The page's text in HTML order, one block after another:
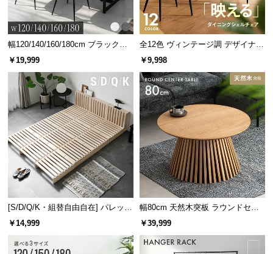
幅120/140/160/180cm ブラックフ
レーム ダイニング 大理石調 4人掛
￥19,999
全12色 ヴィンテージ調 デザイナー
ズシェルチェア
￥9,998
[S/D/Q/K・組替自由自在] パレット
ベッド 8/12/16枚セット
￥14,999
幅80cm 天然木突板 ラウンドセン
ターテーブル 美しい格子デザイン
￥39,999